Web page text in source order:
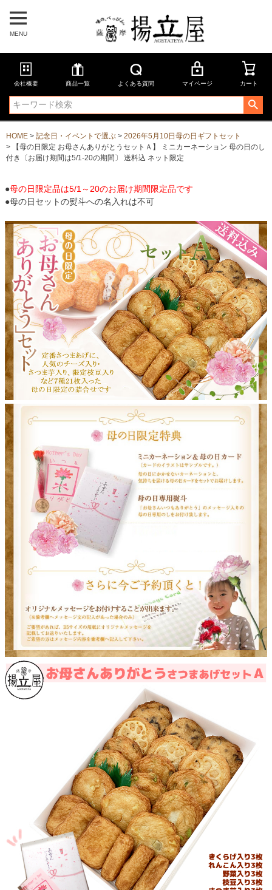
MENU
会社概要 商品一覧 よくある質問 マイページ カート
HOME 記念日・イベントで選ぶ
2026年5月10日母の日ギフトセット
【母の日限定 お母さんありがとうセットＡ】 ミニカーネーション 母の日のし
付き〔お届け期間は5/1-20の期間〕 送料込 ネット限定
●母の日限定品は5/1～20のお届け期間限定品です
●母の日セットの熨斗への名入れは不可